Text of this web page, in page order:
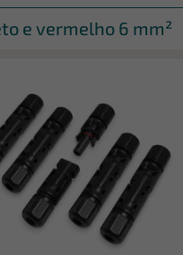
e vermelho 6 mm²